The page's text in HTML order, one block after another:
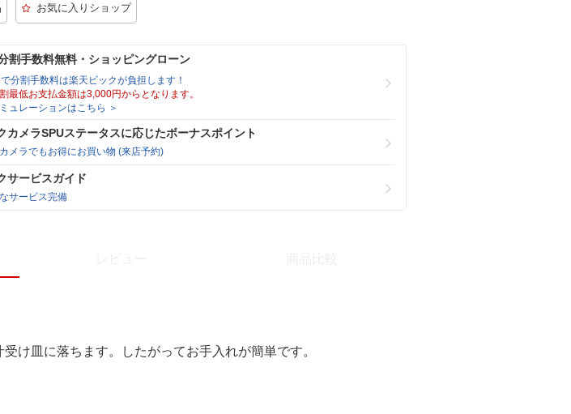
割手数料無料・ショッピングローン
分割手数料は楽天ビックが負担します！
最低お支払金額は3,000円からとなります。
ュレーションはこちら ＞
カメラSPUステータスに応じたボーナスポイント
メラでもお得にお買い物 (来店予約)
サービスガイド
サービス完備
け皿に落ちます。したがってお手入れが簡単です。